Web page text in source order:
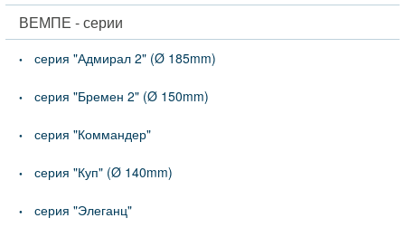
ВЕМПЕ - серии
серия "Адмирал 2" (Ø 185mm)
серия "Бремен 2" (Ø 150mm)
серия "Коммандер"
серия "Куп" (Ø 140mm)
серия "Элеганц"